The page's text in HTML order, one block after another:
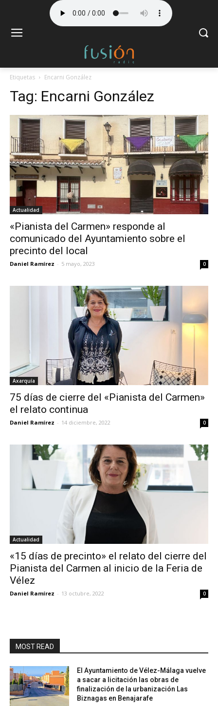
Etiquetas Encarni González
Tag: Encarni González
Actualidad
«Pianista del Carmen» responde al
comunicado del Ayuntamiento sobre el
precinto del local
Daniel Ramírez - 5 mayo, 2023 0
Axarquía
75 días de cierre del «Pianista del Carmen»
el relato continua
Daniel Ramírez - 14 diciembre, 2022 0
Actualidad
«15 días de precinto» el relato del cierre del
Pianista del Carmen al inicio de la Feria de
Vélez
Daniel Ramírez - 13 octubre, 2022 0
MOST READ
El Ayuntamiento de Vélez-Málaga vuelve
a sacar a licitación las obras de
finalización de la urbanización Las
Biznagas en Benajarafe